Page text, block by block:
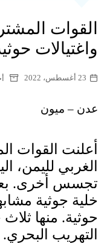
القوات
واغتيالات
23 أغسطس، 2022
عدن – ميون
أعلنت القوات
الغربي لليمن،
تجسس أخرى. بعد
خلية جوثية
حوثية. منها
التهريب البحري.